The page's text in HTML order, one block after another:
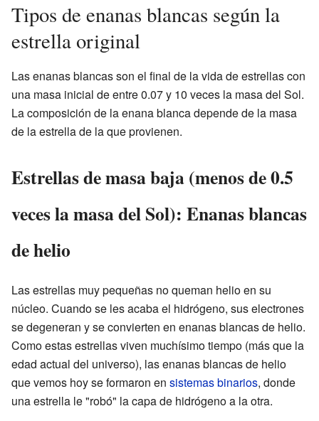
Tipos de enanas blancas según la
estrella original
Las enanas blancas son el final de la vida de estrellas con
una masa inicial de entre 0.07 y 10 veces la masa del Sol.
La composición de la enana blanca depende de la masa
de la estrella de la que provienen.
Estrellas de masa baja (menos de 0.5
veces la masa del Sol): Enanas blancas
de helio
Las estrellas muy pequeñas no queman helio en su
núcleo. Cuando se les acaba el hidrógeno, sus electrones
se degeneran y se convierten en enanas blancas de helio.
Como estas estrellas viven muchísimo tiempo (más que la
edad actual del universo), las enanas blancas de helio
que vemos hoy se formaron en sistemas binarios, donde
una estrella le "robó" la capa de hidrógeno a la otra.